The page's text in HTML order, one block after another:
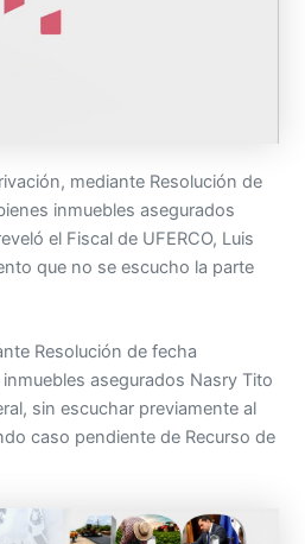
mediante Resolución de
inmuebles asegurados
el Fiscal de UFERCO, Luis
que no se escucho la parte
Resolución de fecha
asegurados Nasry Tito
sin escuchar previamente al
caso pendiente de Recurso de